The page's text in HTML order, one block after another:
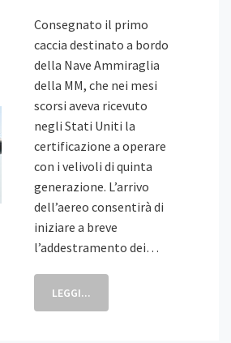
Consegnato il primo
caccia destinato a bordo
della Nave Ammiraglia
della MM, che nei mesi
scorsi aveva ricevuto
negli Stati Uniti la
certificazione a operare
con i velivoli di quinta
generazione. L’arrivo
dell’aereo consentirà di
iniziare a breve
l’addestramento dei…
LEGGI...